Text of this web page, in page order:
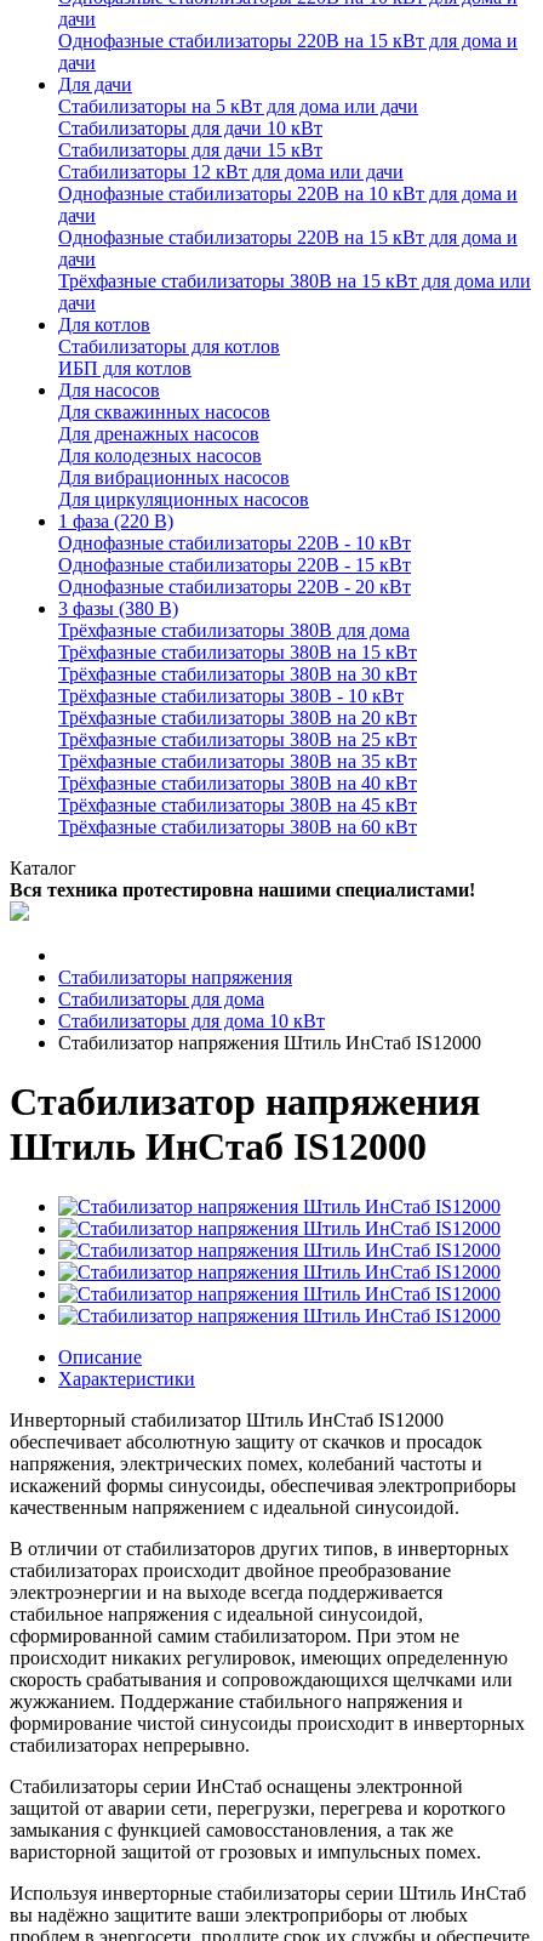
дачи
Однофазные стабилизаторы 220В на 15 кВт для дома и
дачи
Для дачи
Стабилизаторы на 5 кВт для дома или дачи
Стабилизаторы для дачи 10 кВт
Стабилизаторы для дачи 15 кВт
Стабилизаторы 12 кВт для дома или дачи
Однофазные стабилизаторы 220В на 10 кВт для дома и
дачи
Однофазные стабилизаторы 220В на 15 кВт для дома и
дачи
Трёхфазные стабилизаторы 380В на 15 кВт для дома или
дачи
Для котлов
Стабилизаторы для котлов
ИБП для котлов
Для насосов
Для скважинных насосов
Для дренажных насосов
Для колодезных насосов
Для вибрационных насосов
Для циркуляционных насосов
1 фаза (220 В)
Однофазные стабилизаторы 220В - 10 кВт
Однофазные стабилизаторы 220В - 15 кВт
Однофазные стабилизаторы 220В - 20 кВт
3 фазы (380 В)
Трёхфазные стабилизаторы 380В для дома
Трёхфазные стабилизаторы 380В на 15 кВт
Трёхфазные стабилизаторы 380В на 30 кВт
Трёхфазные стабилизаторы 380В - 10 кВт
Трёхфазные стабилизаторы 380В на 20 кВт
Трёхфазные стабилизаторы 380В на 25 кВт
Трёхфазные стабилизаторы 380В на 35 кВт
Трёхфазные стабилизаторы 380В на 40 кВт
Трёхфазные стабилизаторы 380В на 45 кВт
Трёхфазные стабилизаторы 380В на 60 кВт
Каталог
Вся техника протестировна нашими специалистами!
Стабилизаторы напряжения
Стабилизаторы для дома
Стабилизаторы для дома 10 кВт
Стабилизатор напряжения Штиль ИнСтаб IS12000
Стабилизатор напряжения
Штиль ИнСтаб IS12000
Описание
Характеристики
Инверторный стабилизатор Штиль ИнСтаб IS12000
обеспечивает абсолютную защиту от скачков и просадок
напряжения, электрических помех, колебаний частоты и
искажений формы синусоиды, обеспечивая электроприборы
качественным напряжением с идеальной синусоидой.
В отличии от стабилизаторов других типов, в инверторных
стабилизаторах происходит двойное преобразование
электроэнергии и на выходе всегда поддерживается
стабильное напряжения с идеальной синусоидой,
сформированной самим стабилизатором. При этом не
происходит никаких регулировок, имеющих определенную
скорость срабатывания и сопровождающихся щелчками или
жужжанием. Поддержание стабильного напряжения и
формирование чистой синусоиды происходит в инверторных
стабилизаторах непрерывно.
Стабилизаторы серии ИнСтаб оснащены электронной
защитой от аварии сети, перегрузки, перегрева и короткого
замыкания с функцией самовосстановления, а так же
варисторной защитой от грозовых и импульсных помех.
Используя инверторные стабилизаторы серии Штиль ИнСтаб
вы надёжно защитите ваши электроприборы от любых
проблем в энергосети, продлите срок их службы и обеспечите